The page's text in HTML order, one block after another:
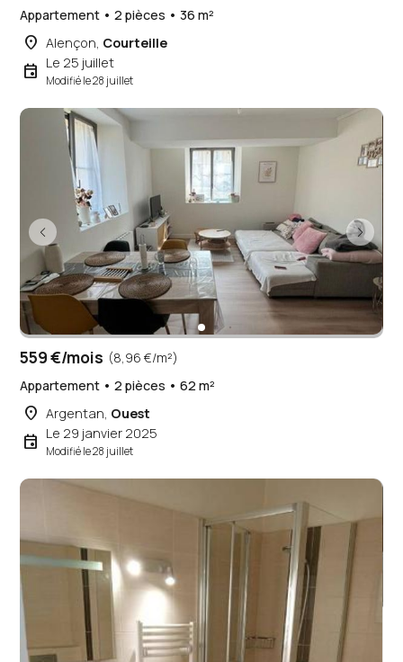
Appartement • 2 pièces • 36 m²
place Alençon, Courteille
event Le 25 juillet
Modifié le 28 juillet
559 €/mois (8,96 €/m²)
Appartement • 2 pièces • 62 m²
place Argentan, Ouest
event Le 29 janvier 2025
Modifié le 28 juillet